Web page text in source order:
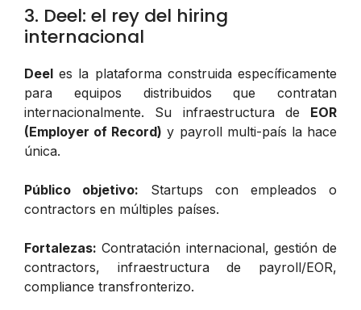
3. Deel: el rey del hiring
internacional
Deel es la plataforma construida específicamente
para equipos distribuidos que contratan
internacionalmente. Su infraestructura de EOR
(Employer of Record) y payroll multi-país la hace
única.
Público objetivo: Startups con empleados o
contractors en múltiples países.
Fortalezas: Contratación internacional, gestión de
contractors, infraestructura de payroll/EOR,
compliance transfronterizo.